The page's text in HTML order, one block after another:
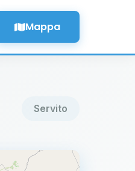
Mappa
Servito